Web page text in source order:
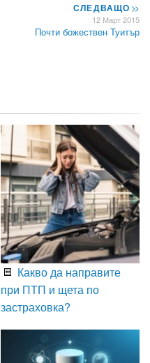
СЛЕДВАЩО>>
12 Март 2015
Почти божествен Туитър
Какво да направите
при ПТП и щета по
застраховка?